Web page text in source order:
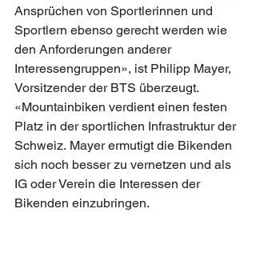
Ansprüchen von Sportlerinnen und
Sportlern ebenso gerecht werden wie
den Anforderungen anderer
Interessengruppen», ist Philipp Mayer,
Vorsitzender der BTS überzeugt.
«Mountainbiken verdient einen festen
Platz in der sportlichen Infrastruktur der
Schweiz. Mayer ermutigt die Bikenden
sich noch besser zu vernetzen und als
IG oder Verein die Interessen der
Bikenden einzubringen.